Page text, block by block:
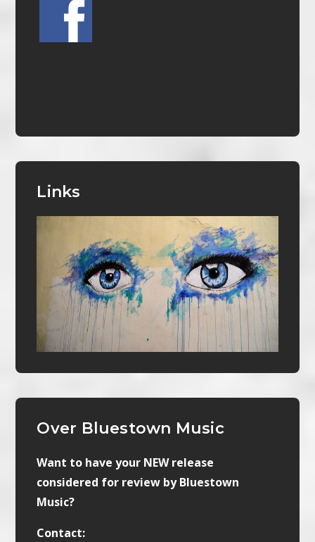
Links
Over Bluestown Music
Want to have your NEW release
considered for review by Bluestown
Music?
Contact: